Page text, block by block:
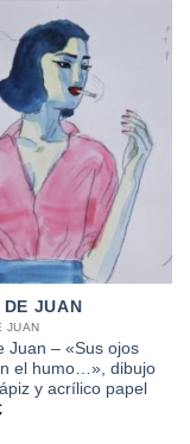
JUAN
JUAN
Juan – «Sus ojos
el humo…», dibujo
y acrílico papel